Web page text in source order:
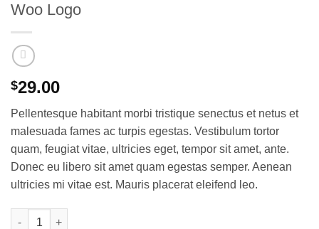
Woo Logo
$29.00
Pellentesque habitant morbi tristique senectus et netus et
malesuada fames ac turpis egestas. Vestibulum tortor
quam, feugiat vitae, ultricies eget, tempor sit amet, ante.
Donec eu libero sit amet quam egestas semper. Aenean
ultricies mi vitae est. Mauris placerat eleifend leo.
Woo Logo antal